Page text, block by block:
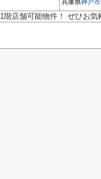
兵庫県神戸
1階店舗可能物件！ ぜひお